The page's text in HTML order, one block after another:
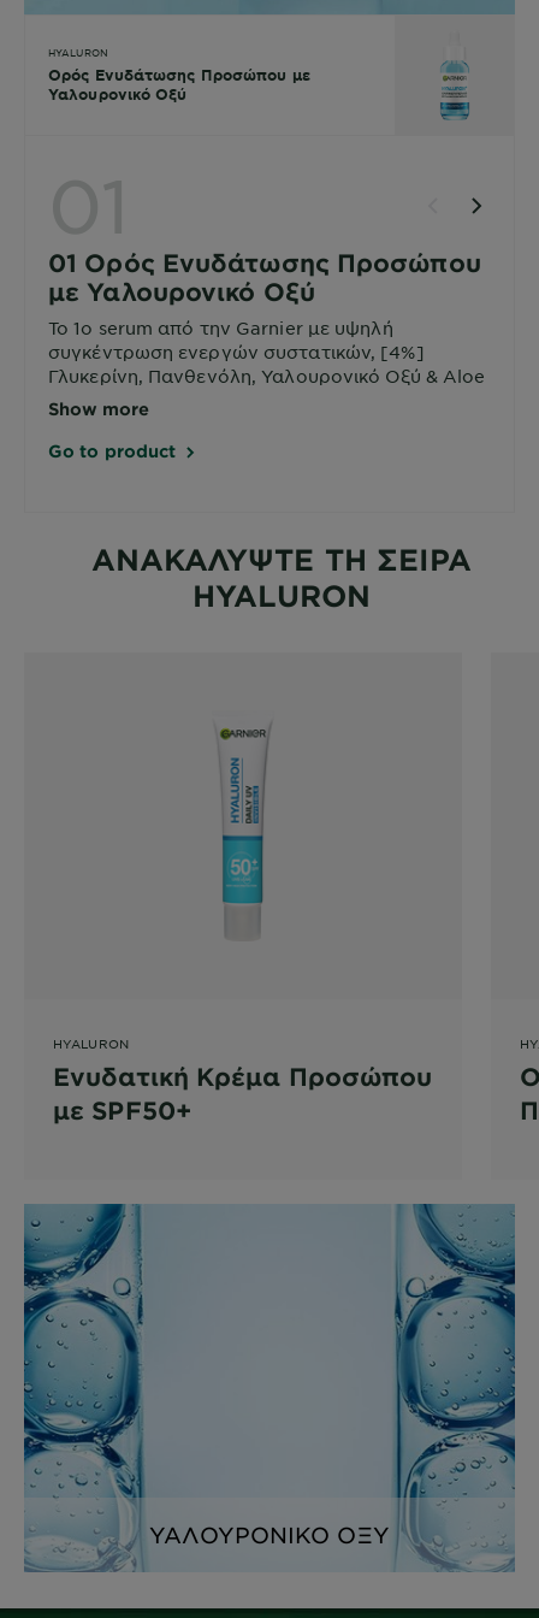
01 Ορός Ενυδάτωσης Προσώπου
με Υαλουρονικό Οξύ
Το 1ο serum από την Garnier με υψηλή
συγκέντρωση ενεργών συστατικών, [4%]
Γλυκερίνη, Πανθενόλη, Υαλουρονικό Οξύ & Aloe
Vera Squalane, που ενυδατώνει την επιδερμίδα,
σε 1 ώρα!
Show more
Go to product
HYALURON
Ορός Ενυδάτωσης Προσώπου με
Υαλουρονικό Οξύ
ΑΝΑΚΑΛΥΨΤΕ ΤΗ ΣΕΙΡΑ
HYALURON
HYALURON
Ενυδατική Κρέμα Προσώπου
με SPF50+
ΥΑΛΟΥΡΟΝΙΚΟ ΟΞΥ